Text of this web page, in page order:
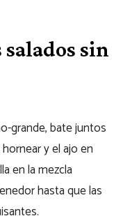
salados sin
grande, bate juntos
y el ajo en
en la mezcla
hasta que las